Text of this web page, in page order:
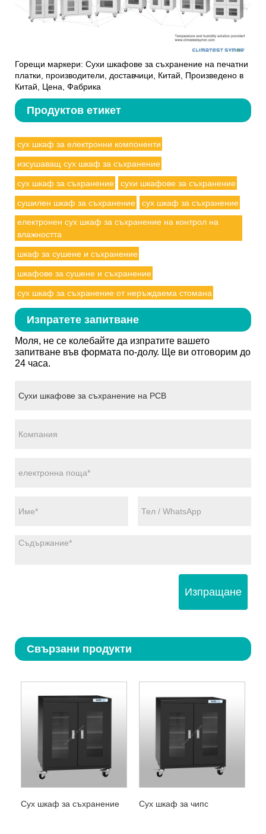
Горещи маркери: Сухи шкафове за съхранение на печатни
платки, производители, доставчици, Китай, Произведено в
Китай, Цена, Фабрика
Продуктов етикет
сух шкаф за електронни компоненти
изсушаващ сух шкаф за съхранение
сух шкаф за съхранение сухи шкафове за съхранение
сушилен шкаф за съхранение сух шкаф за съхранение
електронен сух шкаф за съхранение на контрол на
влажността
шкаф за сушене и съхранение
шкафове за сушене и съхранение
сух шкаф за съхранение от неръждаема стомана
Изпратете запитване
Моля, не се колебайте да изпратите вашето
запитване във формата по-долу. Ще ви отговорим до
24 часа.
Изпращане
Свързани продукти
Сух шкаф за съхранение Сух шкаф за чипс